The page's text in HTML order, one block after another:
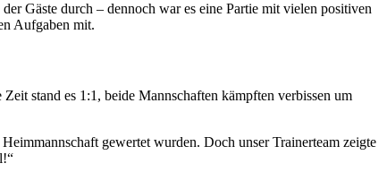
Gäste durch – dennoch war es eine Partie mit vielen positiven
Aufgaben mit.
stand es 1:1, beide Mannschaften kämpften verbissen um
gewertet wurden. Doch unser Trainerteam zeigte